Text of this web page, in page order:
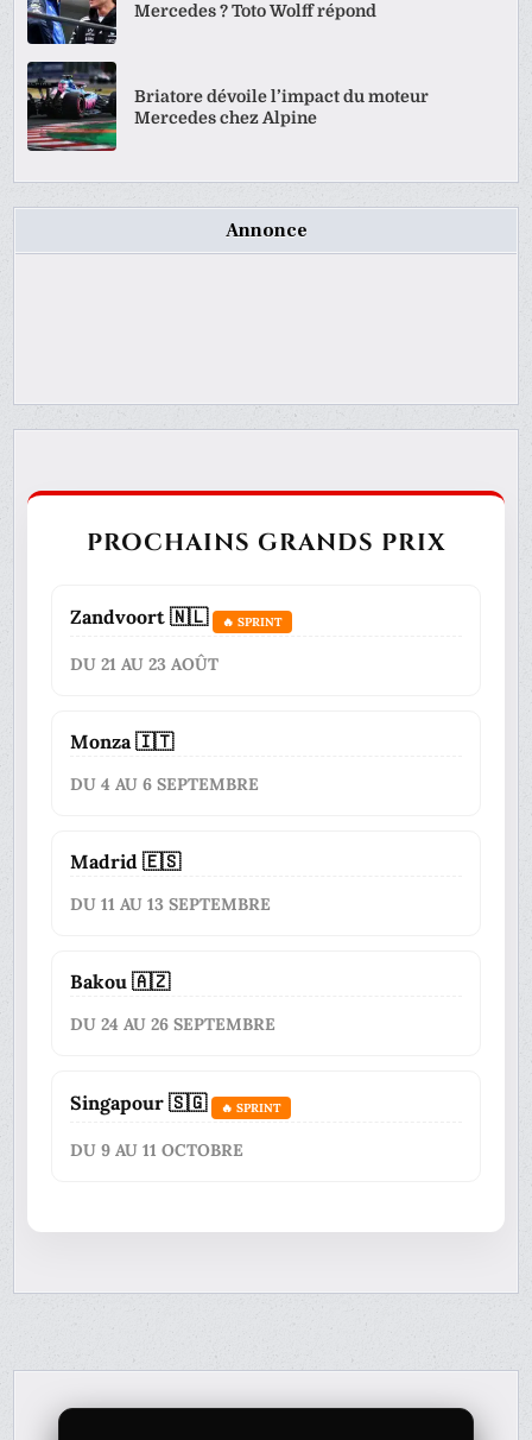
Mercedes ? Toto Wolff répond
Briatore dévoile l’impact du moteur
Mercedes chez Alpine
Annonce
PROCHAINS GRANDS PRIX
Zandvoort 🇳🇱 🔥 SPRINT
DU 21 AU 23 AOÛT
Monza 🇮🇹
DU 4 AU 6 SEPTEMBRE
Madrid 🇪🇸
DU 11 AU 13 SEPTEMBRE
Bakou 🇦🇿
DU 24 AU 26 SEPTEMBRE
Singapour 🇸🇬 🔥 SPRINT
DU 9 AU 11 OCTOBRE